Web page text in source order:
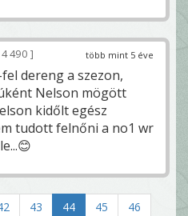
több mint 5 éve
490
dereng a szezon,
Nelson mögött
kidőlt egész
tudott felnőni a no1 wr
43 44 45
46